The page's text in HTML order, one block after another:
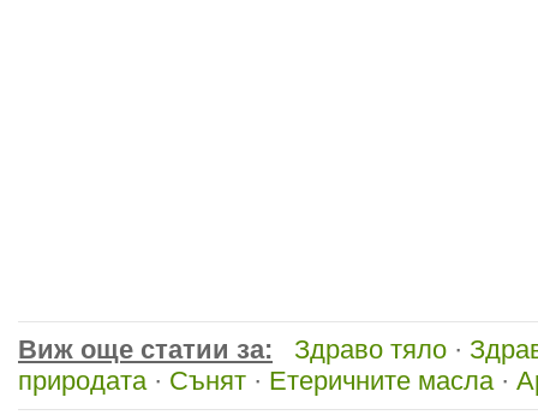
Виж още статии за: Здраво тяло ·
природата· Сънят · Етеричните масла·